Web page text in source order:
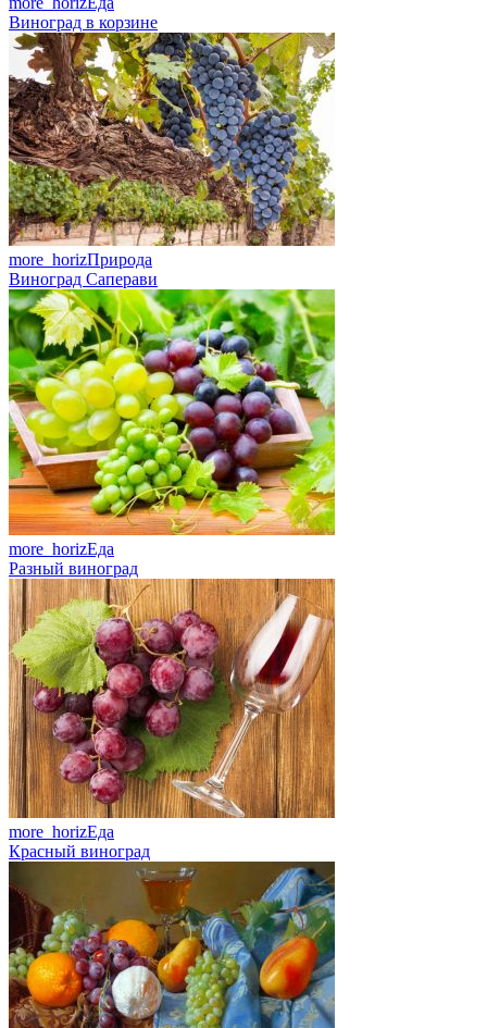
Виноград в корзине
more_horizПрирода
Виноград Саперави
more_horizЕда
Разный виноград
more_horizЕда
Красный виноград